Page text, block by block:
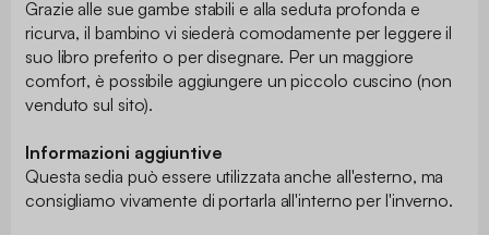
Grazie alle sue gambe stabili e alla seduta profonda e
ricurva, il bambino vi siederà comodamente per leggere il
suo libro preferito o per disegnare. Per un maggiore
comfort, è possibile aggiungere un piccolo cuscino (non
venduto sul sito).
Informazioni aggiuntive
Questa sedia può essere utilizzata anche all'esterno, ma
consigliamo vivamente di portarla all'interno per l'inverno.